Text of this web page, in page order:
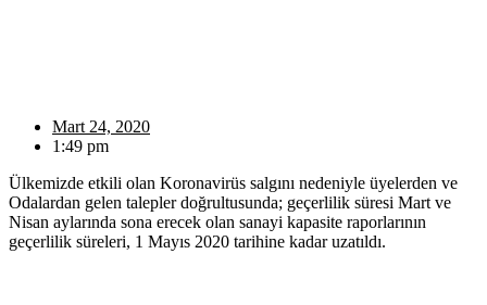
Mart 24, 2020
1:49 pm
Ülkemizde etkili olan Koronavirüs salgını nedeniyle üyelerden ve
Odalardan gelen talepler doğrultusunda; geçerlilik süresi Mart ve
Nisan aylarında sona erecek olan sanayi kapasite raporlarının
geçerlilik süreleri, 1 Mayıs 2020 tarihine kadar uzatıldı.